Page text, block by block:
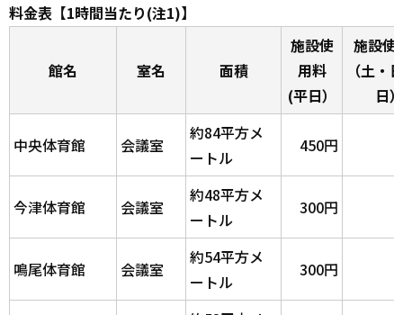
料金表【1時間当たり(注1)】
館名 室名 面積
施設使
用料
(平日）
施設使
（土・
日）
中央体育館 会議室
約84平方メ
ートル
450円
今津体育館 会議室
約48平方メ
ートル
300円
鳴尾体育館 会議室
約54平方メ
ートル
300円